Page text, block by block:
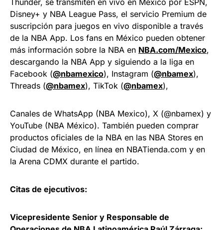
Thunder, se transmiten en vivo en México por ESPN,
Disney+ y NBA League Pass, el servicio Premium de
suscripción para juegos en vivo disponible a través
de la NBA App. Los fans en México pueden obtener
más información sobre la NBA en NBA.com/Mexico,
descargando la NBA App y siguiendo a la liga en
Facebook (@nbamexico), Instagram (@nbamex),
Threads (@nbamex), TikTok (@nbamex),
Canales de WhatsApp (NBA Mexico), X (@nbamex) y
YouTube (NBA México). También pueden comprar
productos oficiales de la NBA en las NBA Stores en
Ciudad de México, en línea en NBATienda.com y en
la Arena CDMX durante el partido.
Citas de ejecutivos:
Vicepresidente Senior y Responsable de